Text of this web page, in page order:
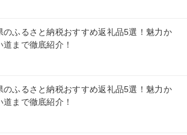
のふるさと納税おすすめ返礼品5選！魅力か
道まで徹底紹介！
のふるさと納税おすすめ返礼品5選！魅力か
道まで徹底紹介！